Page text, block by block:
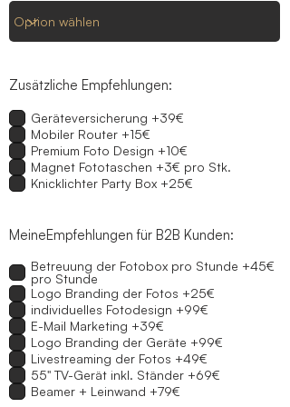
Zusätzliche Empfehlungen:
Geräteversicherung +39€
Mobiler Router +15€
Premium Foto Design +10€
Magnet Fototaschen +3€ pro Stk.
Knicklichter Party Box +25€
MeineEmpfehlungen für B2B Kunden:
Betreuung der Fotobox pro Stunde +45€
pro Stunde
Logo Branding der Fotos +25€
individuelles Fotodesign +99€
E-Mail Marketing +39€
Logo Branding der Geräte +99€
Livestreaming der Fotos +49€
55" TV-Gerät inkl. Ständer +69€
Beamer + Leinwand +79€